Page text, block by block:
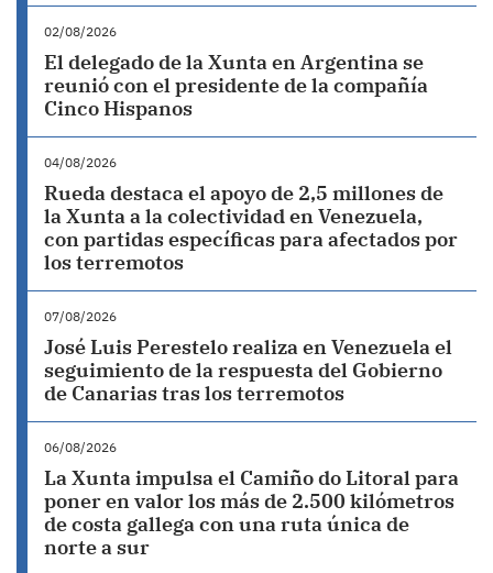
02/08/2026
El delegado de la Xunta en Argentina se
reunió con el presidente de la compañía
Cinco Hispanos
04/08/2026
Rueda destaca el apoyo de 2,5 millones de
la Xunta a la colectividad en Venezuela,
con partidas específicas para afectados por
los terremotos
07/08/2026
José Luis Perestelo realiza en Venezuela el
seguimiento de la respuesta del Gobierno
de Canarias tras los terremotos
06/08/2026
La Xunta impulsa el Camiño do Litoral para
poner en valor los más de 2.500 kilómetros
de costa gallega con una ruta única de
norte a sur